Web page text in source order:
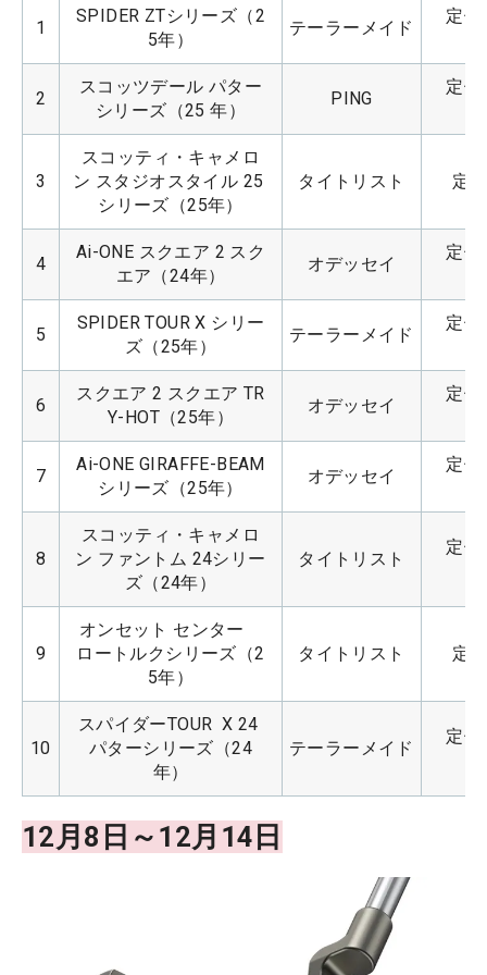
1
SPIDER ZTシリーズ（2
5年）
テーラーメイド
定価
2
スコッツデール パター
シリーズ（25 年）
PING
定価
3
スコッティ・キャメロ
ン スタジオスタイル 25
シリーズ（25年）
タイトリスト 定
4
Ai-ONE スクエア 2 スク
エア（24年）
オデッセイ
定価
5
SPIDER TOUR X シリー
ズ（25年）
テーラーメイド
定価
6
スクエア 2 スクエア TR
Y-HOT（25年）
オデッセイ
定価
7
Ai-ONE GIRAFFE-BEAM
シリーズ（25年）
オデッセイ
定価
8
スコッティ・キャメロ
ン ファントム 24シリー
ズ（24年）
タイトリスト
定価
9
オンセット センター
ロートルクシリーズ（2
5年）
タイトリスト 定
10
スパイダーTOUR  X 24
パターシリーズ（24
年）
テーラーメイド
定価
12月8日～12月14日